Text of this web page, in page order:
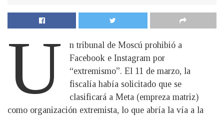
U
n tribunal de Moscú prohibió a
Facebook e Instagram por
“extremismo”. El 11 de marzo, la
fiscalía había solicitado que se
clasificará a Meta (empreza matriz)
como organización extremista, lo que abría la vía a la